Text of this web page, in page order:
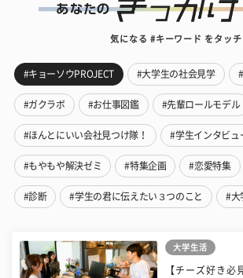
気になる #キーワード をタッチ
#キョーソウPROJECT #大学生の社会見学
#ガクラボ #お仕事図鑑 #先輩ロールモデル
#ほんとにいい会社見つけ隊！ #学生インタビュ
#もやもや解決ゼミ #特集企画 #恋愛特集
#診断 #学生の君に伝えたい３つのこと #大
大学生活
【チーズ好き必